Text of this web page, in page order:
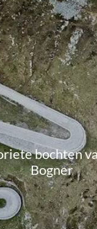
bochten
Bogner